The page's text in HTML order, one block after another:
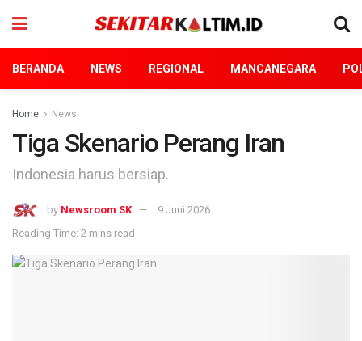
BERANDA NEWS REGIONAL MANCANEGARA
Home News
Tiga Skenario Perang Iran
Indonesia harus bersiap.
by Newsroom SK
9 Juni 2026
Reading Time: 2 mins read